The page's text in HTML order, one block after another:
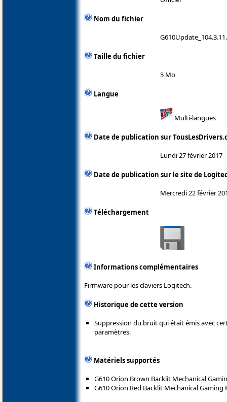
Nom du fichier
Taille du fichier
5 Mo
Langue
Multi-langues
Date de publication sur
Lundi 27 février 2017
Date de publication sur le site de
Mercredi 22 février
Téléchargement
Informations complémentaires
Firmware pour les claviers Logitech.
Historique de cette version
Suppression du bruit qui était émis avec
paramètres.
Matériels supportés
G610 Orion Brown Backlit Mechanical
G610 Orion Red Backlit Mechanical Gaming